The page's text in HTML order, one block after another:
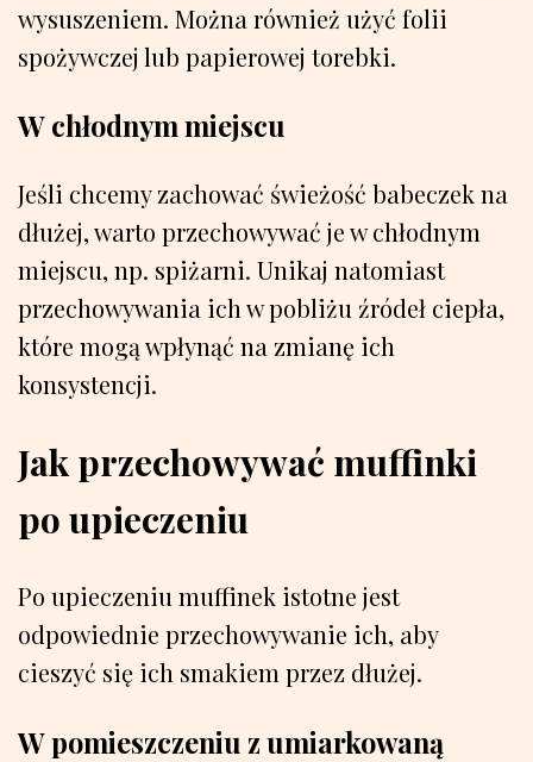
wysuszeniem. Można również użyć folii
spożywczej lub papierowej torebki.
W chłodnym miejscu
Jeśli chcemy zachować świeżość babeczek na
dłużej, warto przechowywać je w chłodnym
miejscu, np. spiżarni. Unikaj natomiast
przechowywania ich w pobliżu źródeł ciepła,
które mogą wpłynąć na zmianę ich
konsystencji.
Jak przechowywać muffinki
po upieczeniu
Po upieczeniu muffinek istotne jest
odpowiednie przechowywanie ich, aby
cieszyć się ich smakiem przez dłużej.
W pomieszczeniu z umiarkowaną